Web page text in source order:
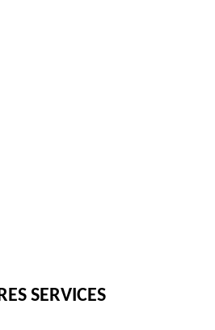
SERVICES